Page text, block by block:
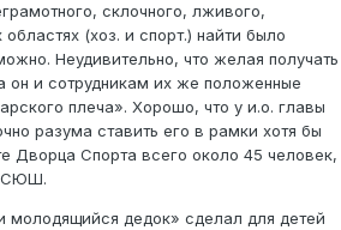
склочного, лживого,
(хоз. и спорт.) найти было
Неудивительно, что желая получать
он и сотрудникам их же положенные
плеча». Хорошо, что у и.о. главы
разума ставить его в рамки хотя бы
Дворца Спорта всего около 45 человек,
молодящийся дедок» сделал для детей